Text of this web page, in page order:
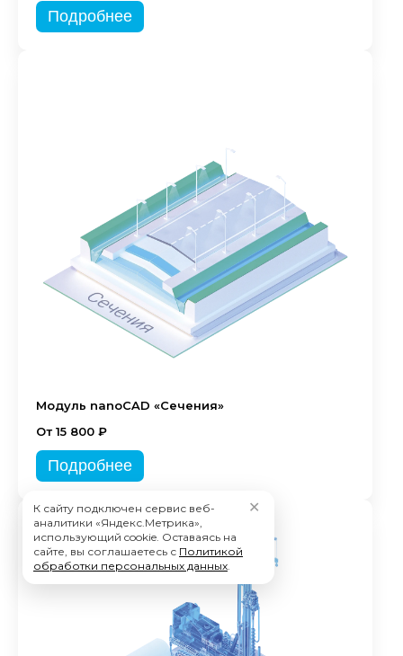
Подробнее
Модуль nanoCAD «Сечения»
От 15 800 ₽
Подробнее
К сайту подключен сервис веб-
аналитики «Яндекс.Метрика»,
использующий cookie. Оставаясь на
сайте, вы соглашаетесь с Политикой
обработки персональных данных.
✕